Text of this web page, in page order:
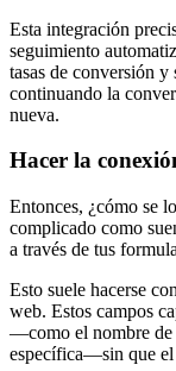
Esta integración
seguimiento
tasas de conversión
continuando la
nueva.
Hacer la
Entonces, ¿cómo se
complicado como
a través de tus
Esto suele hacerse
web. Estos campos
—como el nombre de
específica—sin que el